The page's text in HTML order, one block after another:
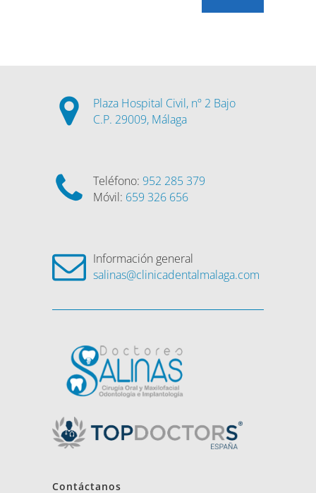
Plaza Hospital Civil, nº 2 Bajo
C.P. 29009, Málaga
Teléfono: 952 285 379
Móvil: 659 326 656
Información general
salinas@clinicadentalmalaga.com
Contáctanos